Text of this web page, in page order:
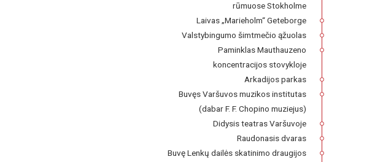
rūmuose Stokholme
Laivas „Marieholm“ Geteborge
Valstybingumo šimtmečio ąžuolas
Paminklas Mauthauzeno
koncentracijos stovykloje
Arkadijos parkas
Buvęs Varšuvos muzikos institutas
(dabar F. F. Chopino muziejus)
Didysis teatras Varšuvoje
Raudonasis dvaras
Buvę Lenkų dailės skatinimo draugijos